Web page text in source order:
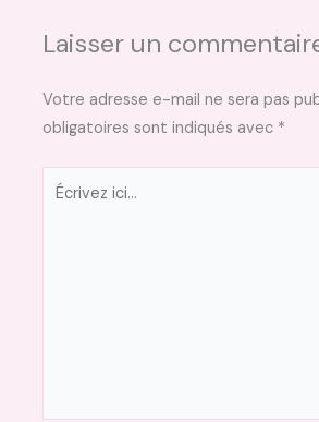
Laisser un
Votre adresse e-mail ne sera pas
obligatoires sont indiqués avec *
Écrivez